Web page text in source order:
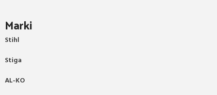
Marki
Stihl
Stiga
AL-KO